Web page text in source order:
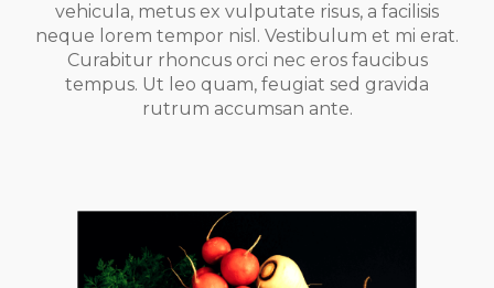
vehicula, metus ex vulputate risus, a facilisis
neque lorem tempor nisl. Vestibulum et mi erat.
Curabitur rhoncus orci nec eros faucibus
tempus. Ut leo quam, feugiat sed gravida
rutrum accumsan ante.